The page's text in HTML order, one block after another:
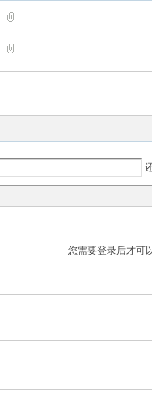
您需要登录后才可